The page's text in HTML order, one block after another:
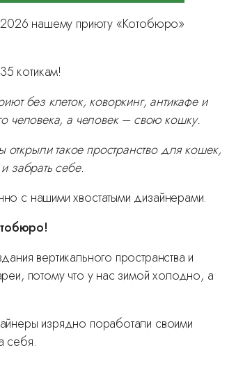
нашему приюту «Котобюро»
котикам!
без клеток, коворкинг, антикафе и
человека, а человек – свою кошку.
такое пространство для кошек,
забрать себе.
с нашими хвостатыми дизайнерами.
вертикального пространства и
потому что у нас зимой холодно, а
изрядно поработали своими
себя.